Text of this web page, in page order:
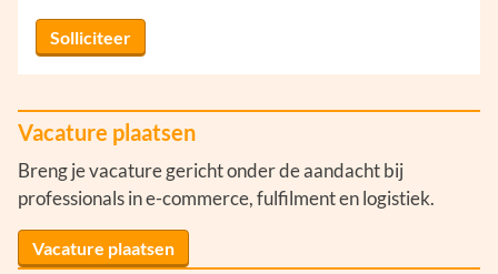
Solliciteer
Vacature plaatsen
Breng je vacature gericht onder de aandacht bij
professionals in e-commerce, fulfilment en logistiek.
Vacature plaatsen